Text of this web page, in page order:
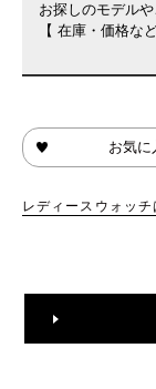
お探しのモデル
【 在庫・価格な
お気に
レディースウォッチ